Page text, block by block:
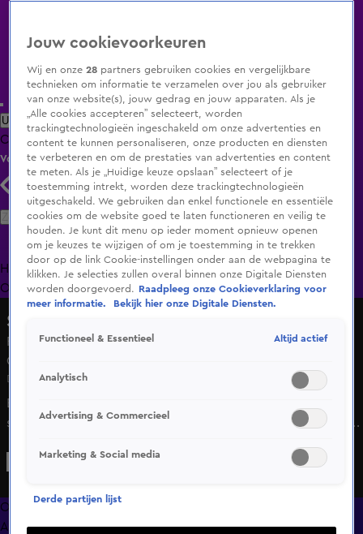
Uitzending Gemist Populaire programma's Zenders Genres
ClipsFilmsRadioSmart TV inlogShop
Volg KIJK
Zoeken
HomeUitzending Gemist Programma's De Bondgenoten
OranjezomerLivestreamsShop
Shownieuws
Roxeanne Hazes live na haar optreden in Het
Concertgebouw
Do 11 juni, 07:56
Een bijzondere avond voor Roxeanne Hazes. De zangeres
stond op het podium van het iconische Concertgebouw,
ze na afloop hoe dit was.
Overzicht
Afleveringen
Jouw cookievoorkeuren
Wij en onze28 partners gebruiken cookies en vergelijkbare
technieken om informatie te verzamelen over jou als gebruiker
van onze website(s), jouw gedrag en jouw apparaten. Als je
„Alle cookies accepteren” selecteert, worden
trackingtechnologieën ingeschakeld om onze advertenties en
content te kunnen personaliseren, onze producten en diensten
te verbeteren en om de prestaties van advertenties en content
te meten. Als je „Huidige keuze opslaan” selecteert of je
toestemming intrekt, worden deze trackingtechnologieën
uitgeschakeld. We gebruiken dan enkel functionele en essentiële
cookies om de website goed te laten functioneren en veilig te
houden. Je kunt dit menu op ieder moment opnieuw openen
om je keuzes te wijzigen of om je toestemming in te trekken
door op de link Cookie-instellingen onder aan de webpagina te
klikken. Je selecties zullen overal binnen onze Digitale Diensten
worden doorgevoerd.
Raadpleeg onze Cookieverklaring voor
meer informatie.
Bekijk hier onze Digitale Diensten.
Functioneel & Essentieel Altijd actief
Analytisch
Advertising & Commercieel
Marketing & Social media
Derde partijen lijst